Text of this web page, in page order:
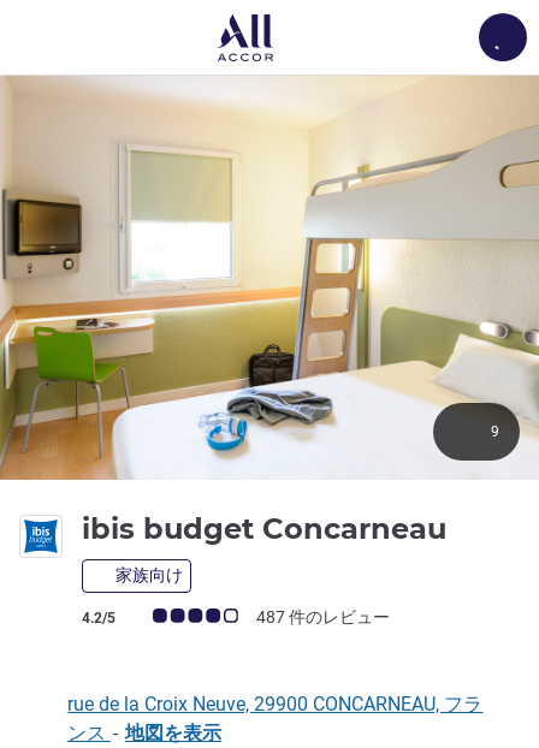
ibis budget Concarneau
家族向け
お客さまの声 (確認済みレビュー アコーホテルズ)
4.2/5 487 件のレビュー
9
rue de la Croix Neuve, 29900 CONCARNEAU, フラ
ンス - 地図を表示